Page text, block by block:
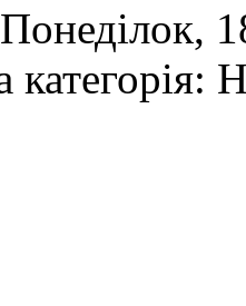
категорія: